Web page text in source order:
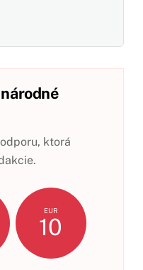
ktorá
EUR
10